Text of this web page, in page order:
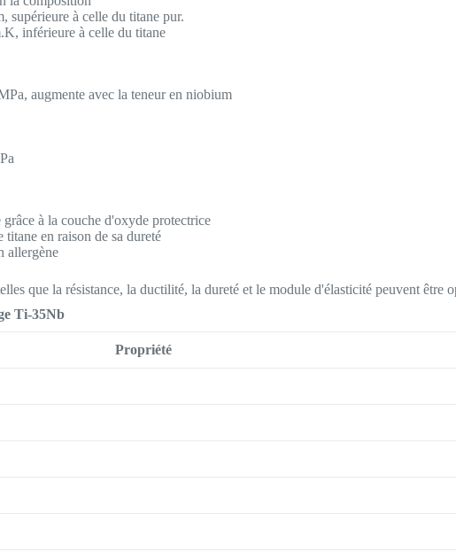
supérieure à celle du titane pur.
inférieure à celle du titane
augmente avec la teneur en niobium
à la couche d'oxyde protectrice
en raison de sa dureté
allergène
que la résistance, la ductilité, la dureté et le module d'élasticité peuvent être
Ti-35Nb
Propriété